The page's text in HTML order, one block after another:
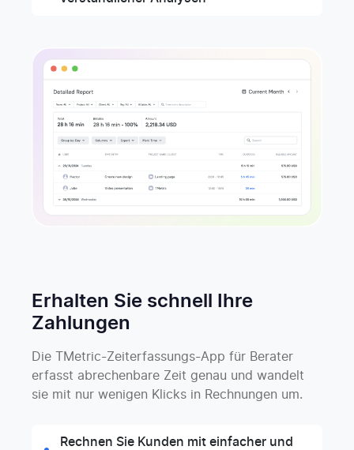
Erhalten Sie schnell Ihre
Zahlungen
Die TMetric-Zeiterfassungs-App für Berater
erfasst abrechenbare Zeit genau und wandelt
sie mit nur wenigen Klicks in Rechnungen um.
Rechnen Sie Kunden mit einfacher und